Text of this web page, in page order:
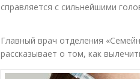
справляется с сильнейшими
Главный врач отделения
рассказывает о том, как